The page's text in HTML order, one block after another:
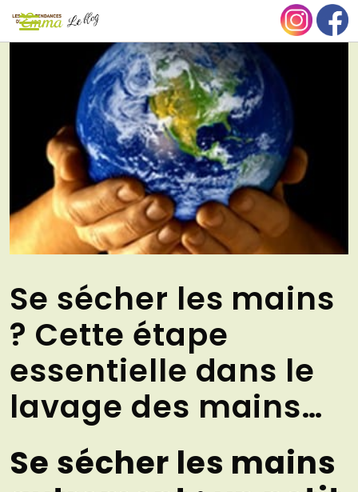
Aller
contenu
Se sécher les mains
? Cette étape
essentielle dans le
lavage des mains…
Se sécher les mains